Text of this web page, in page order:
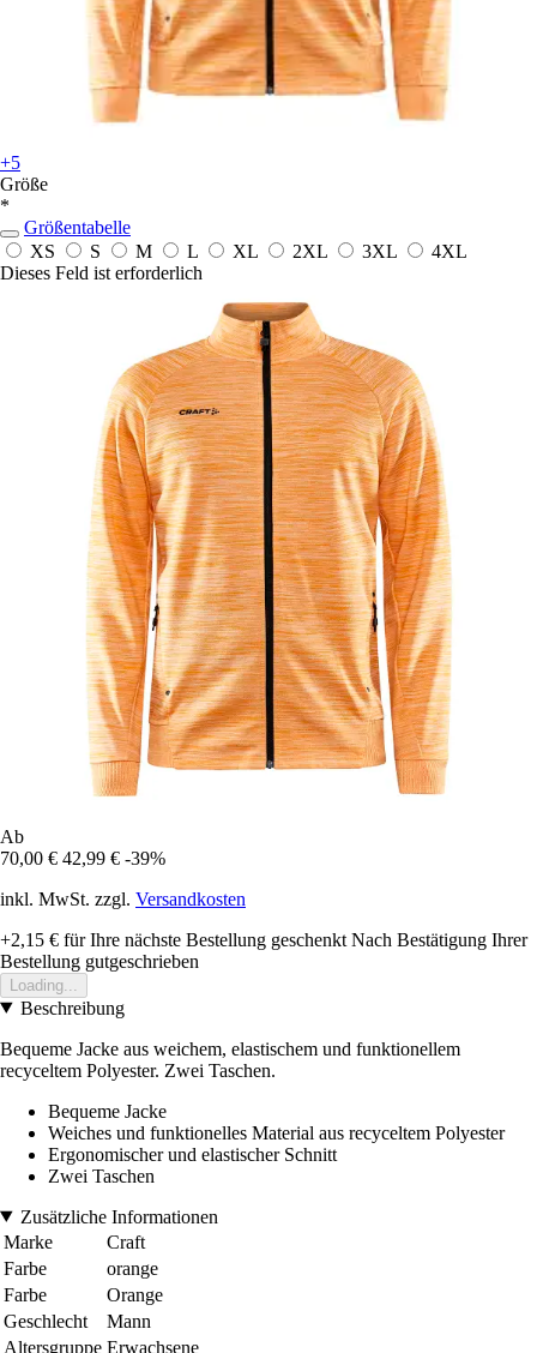
+5
Größe
*
Größentabelle
XS
S M L XL 2XL 3XL
4XL
Dieses Feld ist erforderlich
Ab
70,00 € 42,99 € -39%
inkl. MwSt. zzgl. Versandkosten
+2,15 € für Ihre nächste Bestellung geschenkt Nach Bestätigung Ihrer
Bestellung gutgeschrieben
Loading...
Beschreibung
Bequeme Jacke aus weichem, elastischem und funktionellem
recyceltem Polyester. Zwei Taschen.
Bequeme Jacke
Weiches und funktionelles Material aus recyceltem Polyester
Ergonomischer und elastischer Schnitt
Zwei Taschen
Zusätzliche Informationen
Marke
Craft
Farbe
orange
Farbe
Orange
Geschlecht
Mann
Altersgruppe Erwachsene